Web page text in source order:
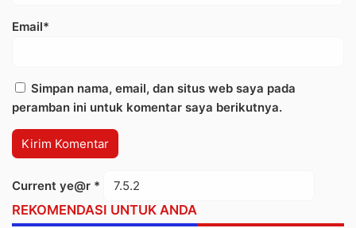
Email*
Simpan nama, email, dan situs web saya pada
peramban ini untuk komentar saya berikutnya.
Current ye@r *
REKOMENDASI UNTUK ANDA